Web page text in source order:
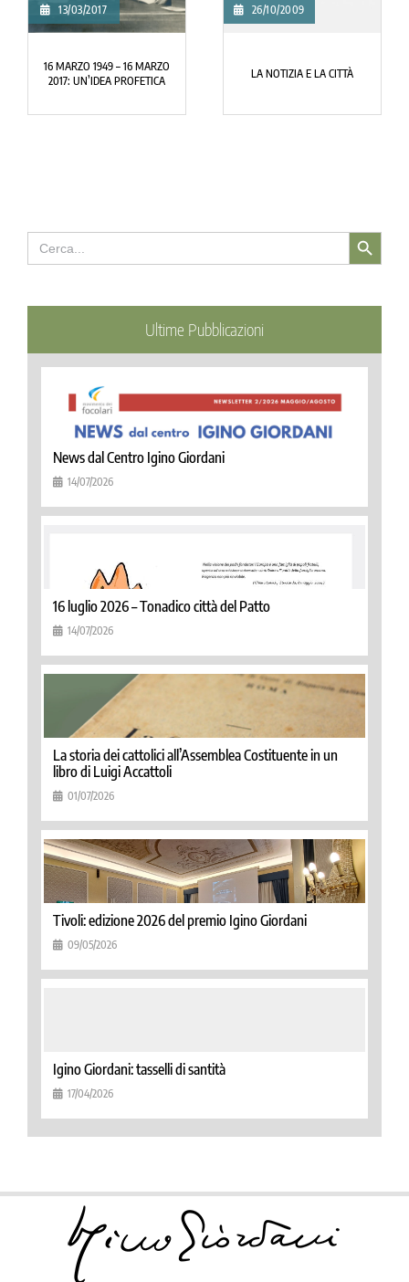
13/03/2017
16 MARZO 1949 – 16 MARZO
2017: UN’IDEA PROFETICA
26/10/2009
LA NOTIZIA E LA CITTÀ
Search
for:
Search Button
Ultime Pubblicazioni
News dal Centro Igino Giordani
14/07/2026
16 luglio 2026 – Tonadico città del Patto
14/07/2026
La storia dei cattolici all’Assemblea Costituente in un
libro di Luigi Accattoli
01/07/2026
Tivoli: edizione 2026 del premio Igino Giordani
09/05/2026
Igino Giordani: tasselli di santità
17/04/2026